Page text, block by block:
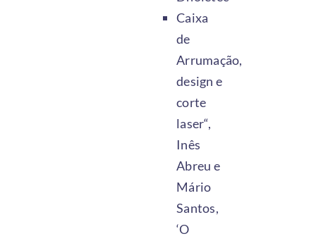
Caixa
de
Arrumação,
design e
corte
laser“,
Inês
Abreu e
Mário
Santos,
‘O